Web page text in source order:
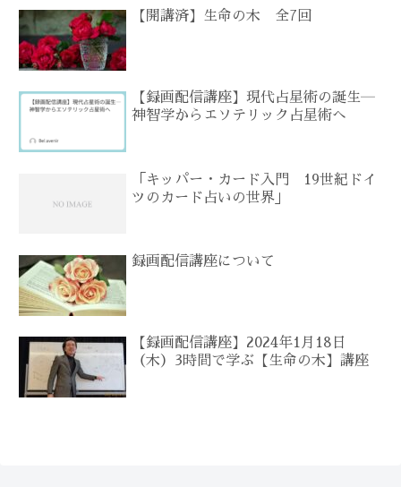
【開講済】生命の木 全7回
【録画配信講座】現代占星術の誕生―
神智学からエソテリック占星術へ
「キッパー・カード入門 19世紀ドイ
ツのカード占いの世界」
録画配信講座について
【録画配信講座】2024年1月18日
（木）3時間で学ぶ【生命の木】講座